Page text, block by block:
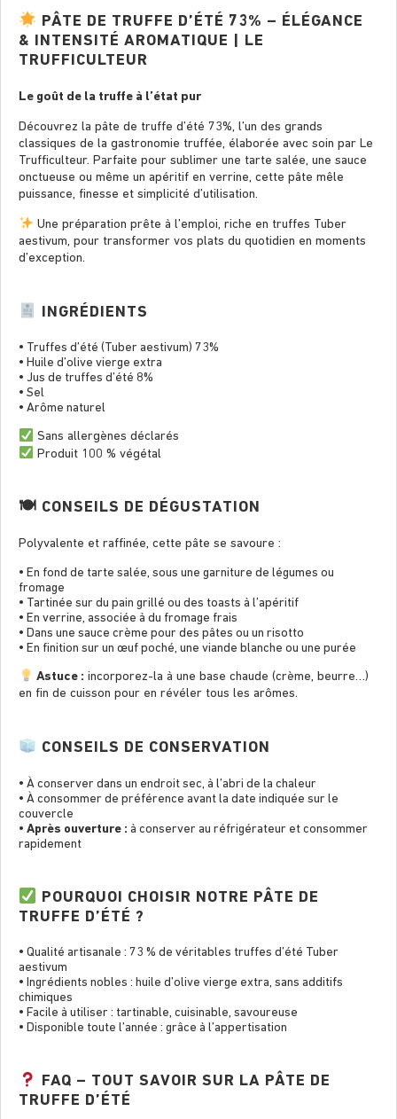
PÂTE DE TRUFFE D’ÉTÉ 73% – ÉLÉGANCE
& INTENSITÉ AROMATIQUE | LE
TRUFFICULTEUR
Le goût de la truffe à l’état pur
Découvrez la pâte de truffe d’été 73%, l’un des grands
classiques de la gastronomie truffée, élaborée avec soin par Le
Trufﬁculteur. Parfaite pour sublimer une tarte salée, une sauce
onctueuse ou même un apéritif en verrine, cette pâte mêle
puissance, ﬁnesse et simplicité d’utilisation.
Une préparation prête à l’emploi, riche en truffes Tuber
aestivum, pour transformer vos plats du quotidien en moments
d’exception.
INGRÉDIENTS
• Truffes d’été (Tuber aestivum) 73%
• Huile d’olive vierge extra
• Jus de truffes d’été 8%
• Sel
• Arôme naturel
Sans allergènes déclarés
Produit 100 % végétal
🍽 CONSEILS DE DÉGUSTATION
Polyvalente et rafﬁnée, cette pâte se savoure :
• En fond de tarte salée, sous une garniture de légumes ou
fromage
• Tartinée sur du pain grillé ou des toasts à l’apéritif
• En verrine, associée à du fromage frais
• Dans une sauce crème pour des pâtes ou un risotto
• En ﬁnition sur un œuf poché, une viande blanche ou une purée
Astuce : incorporez-la à une base chaude (crème, beurre…)
en ﬁn de cuisson pour en révéler tous les arômes.
CONSEILS DE CONSERVATION
• À conserver dans un endroit sec, à l’abri de la chaleur
• À consommer de préférence avant la date indiquée sur le
couvercle
• Après ouverture : à conserver au réfrigérateur et consommer
rapidement
POURQUOI CHOISIR NOTRE PÂTE DE
TRUFFE D’ÉTÉ ?
• Qualité artisanale : 73 % de véritables truffes d’été Tuber
aestivum
• Ingrédients nobles : huile d’olive vierge extra, sans additifs
chimiques
• Facile à utiliser : tartinable, cuisinable, savoureuse
• Disponible toute l’année : grâce à l’appertisation
FAQ – TOUT SAVOIR SUR LA PÂTE DE
TRUFFE D’ÉTÉ